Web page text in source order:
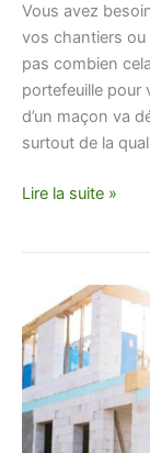
Vous avez
vos chantiers
pas combien
portefeuille pour
d’un maçon va
surtout de la
Lire la suite »
bonnes
raisons
de
faire
appel